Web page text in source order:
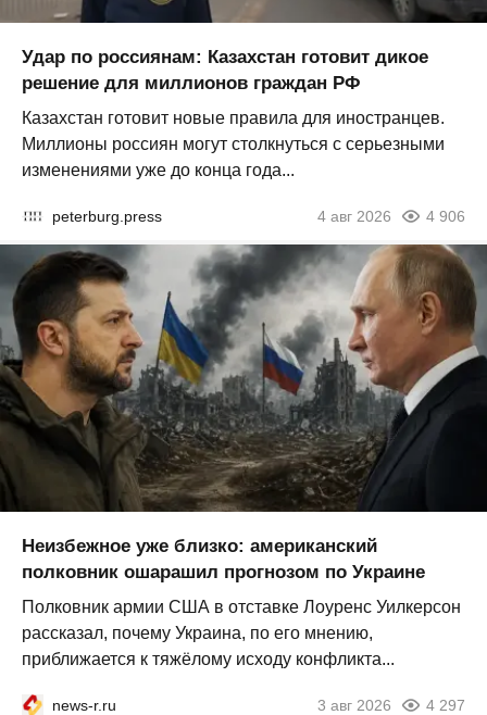
Удар по россиянам: Казахстан готовит дикое
решение для миллионов граждан РФ
Казахстан готовит новые правила для иностранцев.
Миллионы россиян могут столкнуться с серьезными
изменениями уже до конца года...
peterburg.press 4 авг 2026 4 906
Неизбежное уже близко: американский
полковник ошарашил прогнозом по Украине
Полковник армии США в отставке Лоуренс Уилкерсон
рассказал, почему Украина, по его мнению,
приближается к тяжёлому исходу конфликта...
news-r.ru 3 авг 2026 4 297